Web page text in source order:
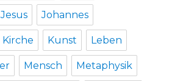
Jesus Johannes
Kirche Kunst Leben
Mensch Metaphysik